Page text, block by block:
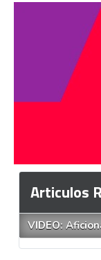
Articulos
VIDEO: